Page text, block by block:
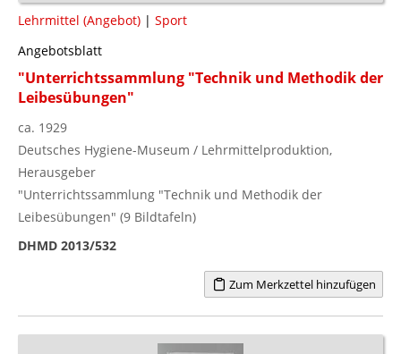
Lehrmittel (Angebot) | Sport
Angebotsblatt
"Unterrichtssammlung "Technik und Methodik der
Leibesübungen"
ca. 1929
Deutsches Hygiene-Museum / Lehrmittelproduktion,
Herausgeber
"Unterrichtssammlung "Technik und Methodik der
Leibesübungen" (9 Bildtafeln)
DHMD 2013/532
Zum Merkzettel hinzufügen